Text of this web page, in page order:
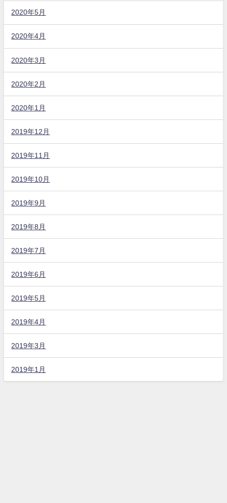
2020年5月
2020年4月
2020年3月
2020年2月
2020年1月
2019年12月
2019年11月
2019年10月
2019年9月
2019年8月
2019年7月
2019年6月
2019年5月
2019年4月
2019年3月
2019年1月